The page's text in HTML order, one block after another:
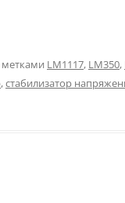
метками LM1117, LM350,
,стабилизатор